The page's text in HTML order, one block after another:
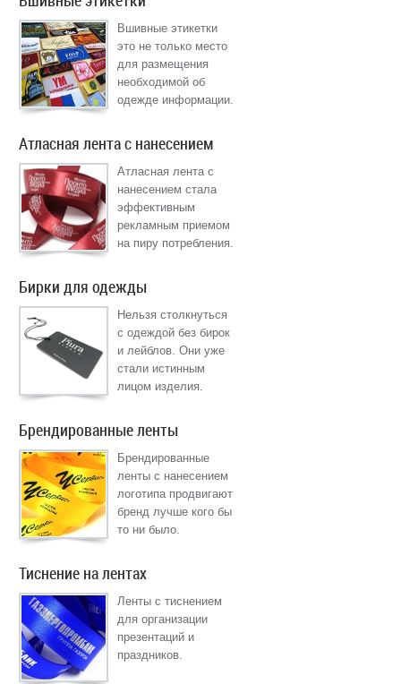
Вшивные этикетки
это не только место
для размещения
необходимой об
одежде информации.
Атласная лента с нанесением
Атласная лента с
нанесением стала
эффективным
рекламным приемом
на пиру потребления.
Бирки для одежды
Нельзя столкнуться
с одеждой без бирок
и лейблов. Они уже
стали истинным
лицом изделия.
Брендированные ленты
Брендированные
ленты с нанесением
логотипа продвигают
бренд лучше кого бы
то ни было.
Тиснение на лентах
Ленты с тиснением
для организации
презентаций и
праздников.